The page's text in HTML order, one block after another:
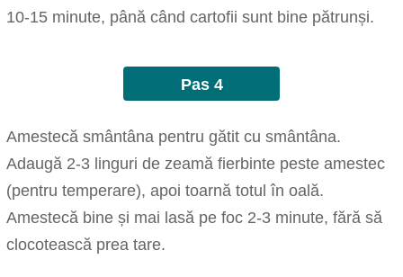
10-15 minute, până când cartofii sunt bine pătrunși.
Pas 4
Amestecă smântâna pentru gătit cu smântâna.
Adaugă 2-3 linguri de zeamă fierbinte peste amestec
(pentru temperare), apoi toarnă totul în oală.
Amestecă bine și mai lasă pe foc 2-3 minute, fără să
clocotească prea tare.